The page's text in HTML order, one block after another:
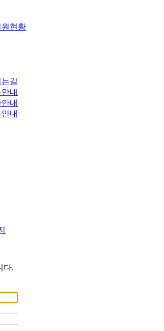
원현황
길
내
내
내
다.